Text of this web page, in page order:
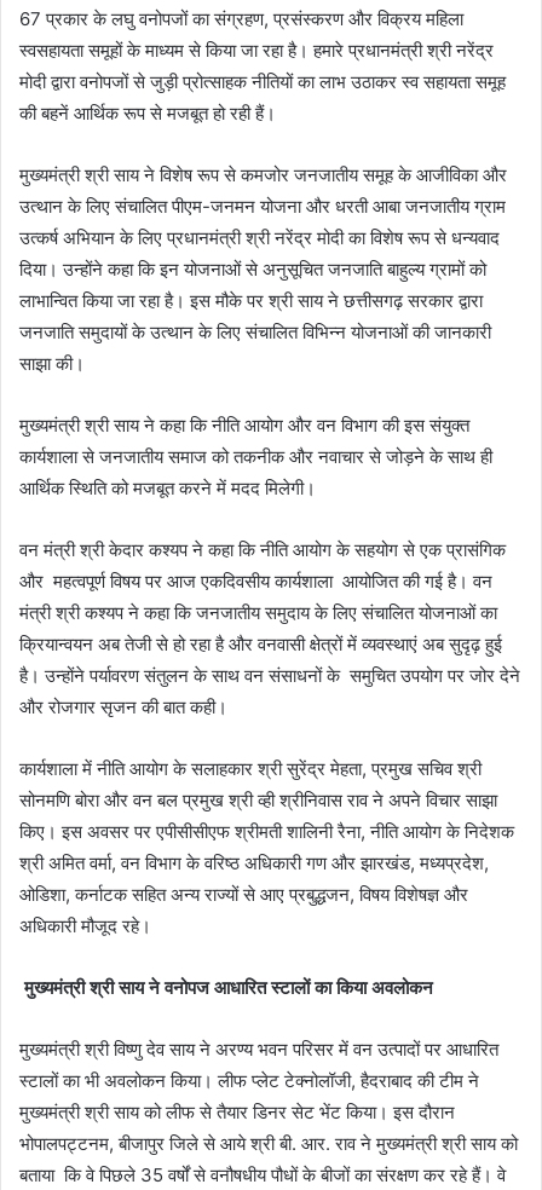
67 प्रकार के लघु वनोपजों का संग्रहण, प्रसंस्करण और विक्रय महिला
स्वसहायता समूहों के माध्यम से किया जा रहा है। हमारे प्रधानमंत्री श्री नरेंद्र
मोदी द्वारा वनोपजों से जुड़ी प्रोत्साहक नीतियों का लाभ उठाकर स्व सहायता समूह
की बहनें आर्थिक रूप से मजबूत हो रही हैं।
मुख्यमंत्री श्री साय ने विशेष रूप से कमजोर जनजातीय समूह के आजीविका और
उत्थान के लिए संचालित पीएम-जनमन योजना और धरती आबा जनजातीय ग्राम
उत्कर्ष अभियान के लिए प्रधानमंत्री श्री नरेंद्र मोदी का विशेष रूप से धन्यवाद
दिया। उन्होंने कहा कि इन योजनाओं से अनुसूचित जनजाति बाहुल्य ग्रामों को
लाभान्वित किया जा रहा है। इस मौके पर श्री साय ने छत्तीसगढ़ सरकार द्वारा
जनजाति समुदायों के उत्थान के लिए संचालित विभिन्न योजनाओं की जानकारी
साझा की।
मुख्यमंत्री श्री साय ने कहा कि नीति आयोग और वन विभाग की इस संयुक्त
कार्यशाला से जनजातीय समाज को तकनीक और नवाचार से जोड़ने के साथ ही
आर्थिक स्थिति को मजबूत करने में मदद मिलेगी।
वन मंत्री श्री केदार कश्यप ने कहा कि नीति आयोग के सहयोग से एक प्रासंगिक
और महत्वपूर्ण विषय पर आज एकदिवसीय कार्यशाला आयोजित की गई है। वन
मंत्री श्री कश्यप ने कहा कि जनजातीय समुदाय के लिए संचालित योजनाओं का
क्रियान्वयन अब तेजी से हो रहा है और वनवासी क्षेत्रों में व्यवस्थाएं अब सुदृढ़ हुई
है। उन्होंने पर्यावरण संतुलन के साथ वन संसाधनों के समुचित उपयोग पर जोर देने
और रोजगार सृजन की बात कही।
कार्यशाला में नीति आयोग के सलाहकार श्री सुरेंद्र मेहता, प्रमुख सचिव श्री
सोनमणि बोरा और वन बल प्रमुख श्री व्ही श्रीनिवास राव ने अपने विचार साझा
किए। इस अवसर पर एपीसीसीएफ श्रीमती शालिनी रैना, नीति आयोग के निदेशक
श्री अमित वर्मा, वन विभाग के वरिष्ठ अधिकारी गण और झारखंड, मध्यप्रदेश,
ओडिशा, कर्नाटक सहित अन्य राज्यों से आए प्रबुद्धजन, विषय विशेषज्ञ और
अधिकारी मौजूद रहे।
मुख्यमंत्री श्री साय ने वनोपज आधारित स्टालों का किया अवलोकन
मुख्यमंत्री श्री विष्णु देव साय ने अरण्य भवन परिसर में वन उत्पादों पर आधारित
स्टालों का भी अवलोकन किया। लीफ प्लेट टेक्नोलॉजी, हैदराबाद की टीम ने
मुख्यमंत्री श्री साय को लीफ से तैयार डिनर सेट भेंट किया। इस दौरान
भोपालपट्टनम, बीजापुर जिले से आये श्री बी. आर. राव ने मुख्यमंत्री श्री साय को
बताया कि वे पिछले 35 वर्षों से वनौषधीय पौधों के बीजों का संरक्षण कर रहे हैं। वे